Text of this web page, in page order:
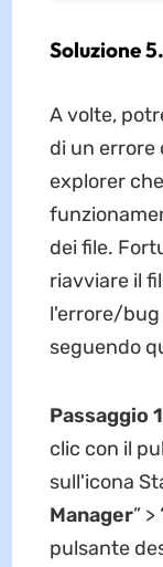
Soluzione
A volte,
di un errore
explorer
dei file.
riavviare il
l'errore/bug
seguendo
Passaggio 1
clic con il
sull'icona
Manager” > ‘
pulsante